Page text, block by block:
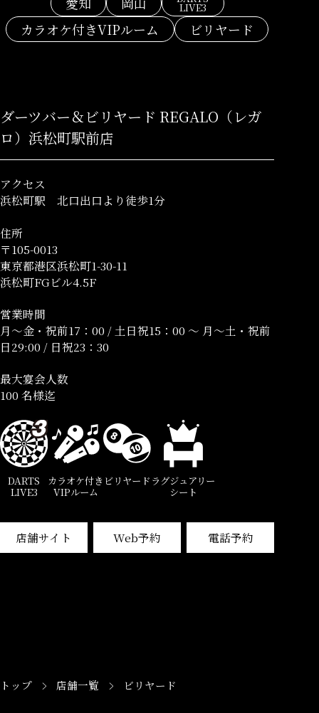
LIVE3
カラオケ付きVIPルーム ビリヤード
ダーツバー＆ビリヤード REGALO（レガ
ロ）浜松町駅前店
アクセス
浜松町駅 北口出口より徒歩1分
住所
〒105-0013
東京都港区浜松町1-30-11
浜松町FGビル4.5F
営業時間
月～金・祝前17：00 / 土日祝15：00 ～ 月～土・祝前
日29:00 / 日祝23：30
最大宴会人数
100 名様迄
DARTS
LIVE3
カラオケ付き
VIPルーム
ビリヤード ラグジュアリー
シート
店舗サイト Web予約 電話予約
トップ > 店舗一覧 > ビリヤード